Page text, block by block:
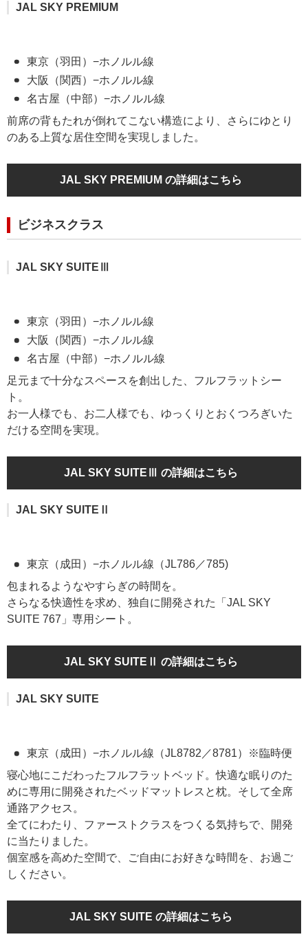
JAL SKY PREMIUM
東京（羽田）−ホノルル線
大阪（関西）−ホノルル線
名古屋（中部）−ホノルル線
前席の背もたれが倒れてこない構造により、さらにゆとり
のある上質な居住空間を実現しました。
JAL SKY PREMIUM の詳細はこちら
ビジネスクラス
JAL SKY SUITEⅢ
東京（羽田）−ホノルル線
大阪（関西）−ホノルル線
名古屋（中部）−ホノルル線
足元まで十分なスペースを創出した、フルフラットシー
ト。
お一人様でも、お二人様でも、ゆっくりとおくつろぎいた
だける空間を実現。
JAL SKY SUITEⅢ の詳細はこちら
JAL SKY SUITEⅡ
東京（成田）−ホノルル線（JL786／785)
包まれるようなやすらぎの時間を。
さらなる快適性を求め、独自に開発された「JAL SKY
SUITE 767」専用シート。
JAL SKY SUITEⅡ の詳細はこちら
JAL SKY SUITE
東京（成田）−ホノルル線（JL8782／8781）※臨時便
寝心地にこだわったフルフラットベッド。快適な眠りのた
めに専用に開発されたベッドマットレスと枕。そして全席
通路アクセス。
全てにわたり、ファーストクラスをつくる気持ちで、開発
に当たりました。
個室感を高めた空間で、ご自由にお好きな時間を、お過ご
しください。
JAL SKY SUITE の詳細はこちら